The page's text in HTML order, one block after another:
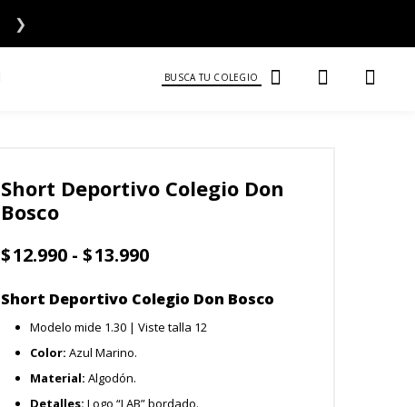
❯
BUSCA TU COLEGIO
Short Deportivo Colegio Don
Bosco
$12.990 - $13.990Rango
precios:
desde
$12.990
Short Deportivo Colegio Don Bosco
Modelo mide 1.30 | Viste talla 12
Color: Azul Marino.
Material: Algodón.
Detalles: Logo “LAB” bordado.